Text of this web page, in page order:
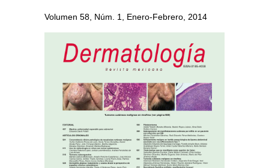
Volumen 58, Núm. 1, Enero-Febrero, 2014